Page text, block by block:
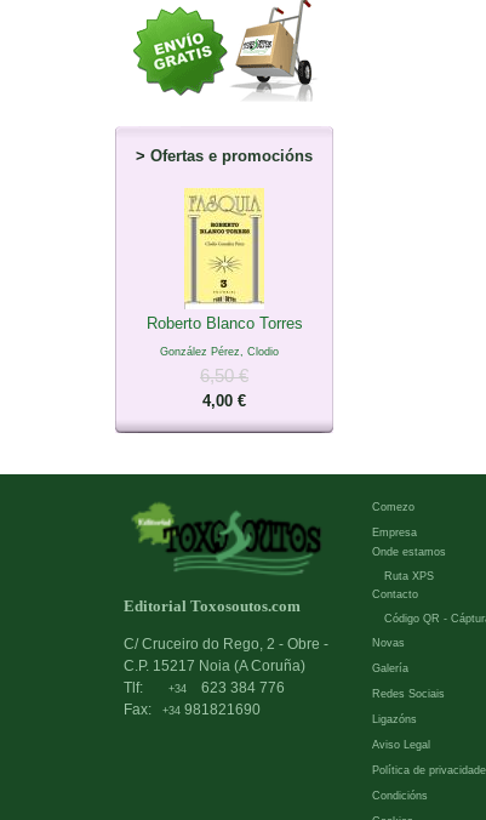
> Ofertas e promocións
Roberto Blanco Torres
González Pérez, Clodio
6,50 €
4,00 €
Editorial Toxosoutos.com
C/ Cruceiro do Rego, 2 - Obre -
C.P. 15217 Noia (A Coruña)
Tlf:
+34
623 384 776
Fax:
+34 981821690
Comezo
Empresa
Onde estamos
Ruta XPS
Contacto
Código QR -
Novas
Galería
Redes Sociais
Ligazóns
Aviso Legal
Política de privacidade
Condicións